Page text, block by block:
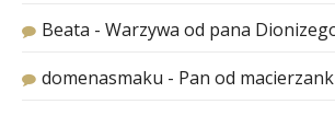
Beata - Warzywa od pana
domenasmaku - Pan od